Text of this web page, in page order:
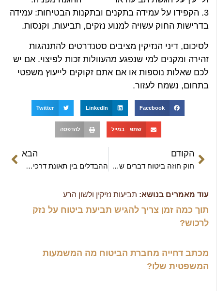
3. הקפידו על עמידה בתקנים ובתקנות הבטיחות: עמידה
בדרישות החוק עשויה למנוע נזקים, תביעות, וקנסות.
לסיכום, דיני הנזיקין מציבים סטנדרטים להתנהגות
זהירה ומקנים למי שנפגע מהעוולות זכות לפיצוי. אם יש
לכם שאלות נוספות או אם אתם זקוקים לייעוץ משפטי
בתחום, נשמח לעזור.
Facebook
LinkedIn
Twitter
שתפ במייל להדפסה
הקודם
חוק חוזה ביטוח דברים שרצית לדעת
הבא
ההבדלים בין תאונת דרכים לפי חוק פלת"ד לבין תאונה על פי פקודת הנזיקין
עוד מאמרים בנושא: תביעות נזיקין ולשון הרע
תוך כמה זמן צריך להגיש תביעת ביטוח על נזק
לרכוש?
מכתב דחייה מחברת הביטוח מה המשמעות
המשפטית שלו?